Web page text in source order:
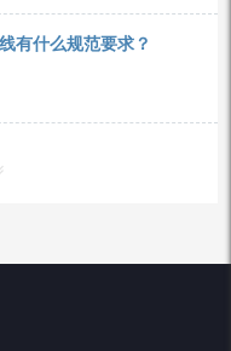
有什么规范要求？